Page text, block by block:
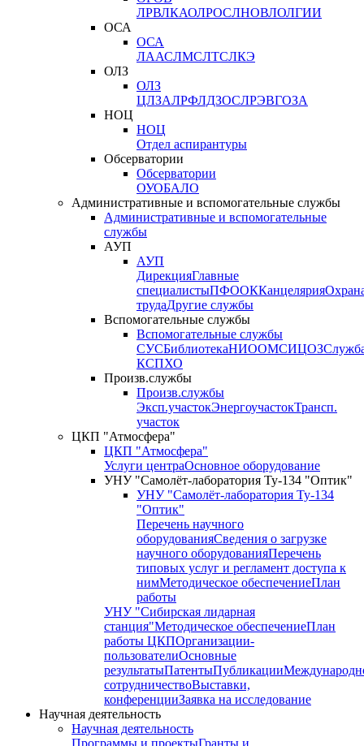
ЛРВЛКАОЛРОСЛНОВЛОЛГИИ
ОСА
ОСА
ЛААСЛМСЛТСЛКЭ
ОЛЗ
ОЛЗ
ЦЛЗАЛРФЛДЗОСЛРЭВГОЗА
НОЦ
НОЦ
Отдел аспирантуры
Обсерватории
Обсерватории
ОУОБАЛО
Административные и вспомогательные службы
Административные и вспомогательные
службы
АУП
АУП
ДирекцияГлавные
специалистыПФООККанцелярия
трудаДругие службы
Вспомогательные службы
Вспомогательные службы
СУСБиблиотекаНИООМСИЦОЗ
КСПХО
Произв.службы
Произв.службы
Эксп.участокЭнергоучастокТрансп.
участок
ЦКП "Атмосфера"
ЦКП "Атмосфера"
Услуги центраОсновное оборудование
УНУ "Самолёт-лаборатория Ту-134 "Оптик"
УНУ "Самолёт-лаборатория Ту-134
"Оптик"
Перечень научного
оборудованияСведения о загрузке
научного оборудованияПеречень
типовых услуг и регламент доступа к
нимМетодическое обеспечениеПлан
работы
УНУ "Сибирская лидарная
станция"Методическое обеспечениеПлан
работы ЦКПОрганизации-
пользователиОсновные
результатыПатентыПубликации
сотрудничествоВыставки,
конференцииЗаявка на исследование
Научная деятельность
Научная деятельность
Программы и проектыГранты и